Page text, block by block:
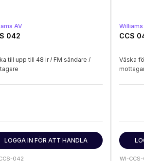
AV
042
till upp till 48 ir / FM sändare /
LOGGA IN FÖR ATT HANDLA
042
Williams
CCS
Väska
WI-